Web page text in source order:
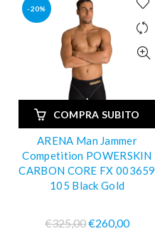
-20%
COMPRA SUBITO
ARENA Man Jammer
Competition POWERSKIN
CARBON CORE FX 003659
105 Black Gold
€325,00€260,00